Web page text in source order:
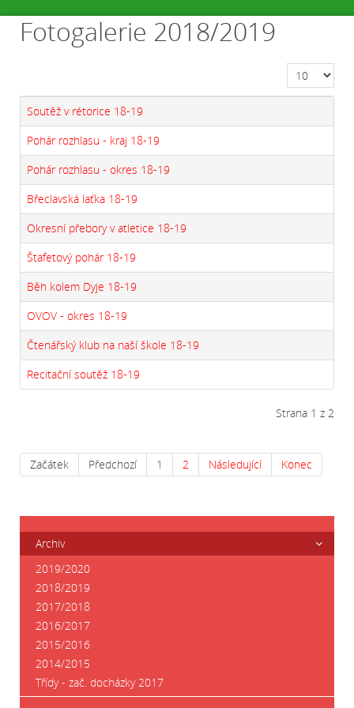
Fotogalerie 2018/2019
Počet
Soutěž v rétorice 18-19
Pohár rozhlasu - kraj 18-19
Pohár rozhlasu - okres 18-19
Břeclavská laťka 18-19
Okresní přebory v atletice 18-19
Štafetový pohár 18-19
Běh kolem Dyje 18-19
OVOV - okres 18-19
Čtenářský klub na naší škole 18-19
Recitační soutěž 18-19
Strana 1 z 2
Začátek Předchozí 1 2 Následující Konec
Archiv
2019/2020
2018/2019
2017/2018
2016/2017
2015/2016
2014/2015
Třídy - zač. docházky 2017